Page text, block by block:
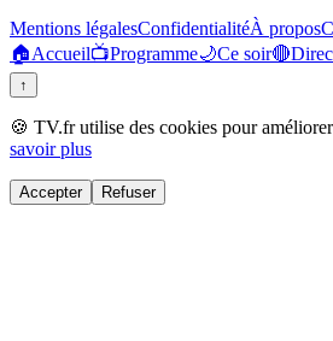
Mentions légalesConfidentialitéÀ propos
🏠Accueil📺Programme🌙Ce soir🔴
↑
🍪 TV.fr utilise des cookies pour
savoir plus
Accepter Refuser